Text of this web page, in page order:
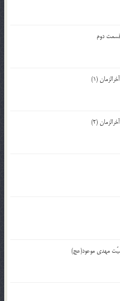
قسمت دوم
(1)
(2)
مهدي موعود(عج)